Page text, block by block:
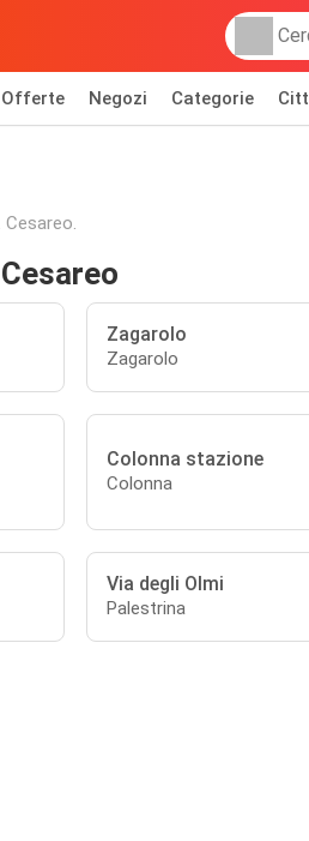
Offerte Negozi Categorie
Zagarolo
Zagarolo
Colonna stazione
Colonna
Via degli Olmi
Palestrina